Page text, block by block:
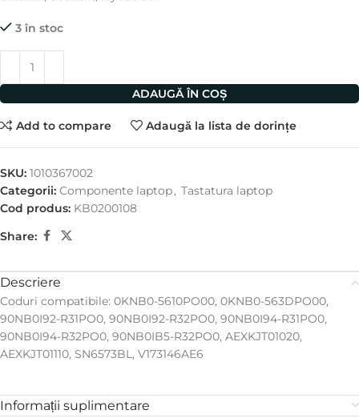
3 în stoc
ADAUGĂ ÎN COȘ
Add to compare Adaugă la lista de dorințe
SKU: 1010367002
Categorii: Componente laptop, Tastatura laptop
Cod produs: KB0200108
Share:
Descriere
Coduri compatibile: 0KNB0-5610PO00, 0KNB0-563DPO00,
90NB0I92-R31PO0, 90NB0I92-R32PO0, 90NB0I94-R31PO0,
90NB0I94-R32PO0, 90NB0IB5-R32PO0, AEXKJT01020,
AEXKJT01110, SN6573BL, V173146AE6
Informații suplimentare